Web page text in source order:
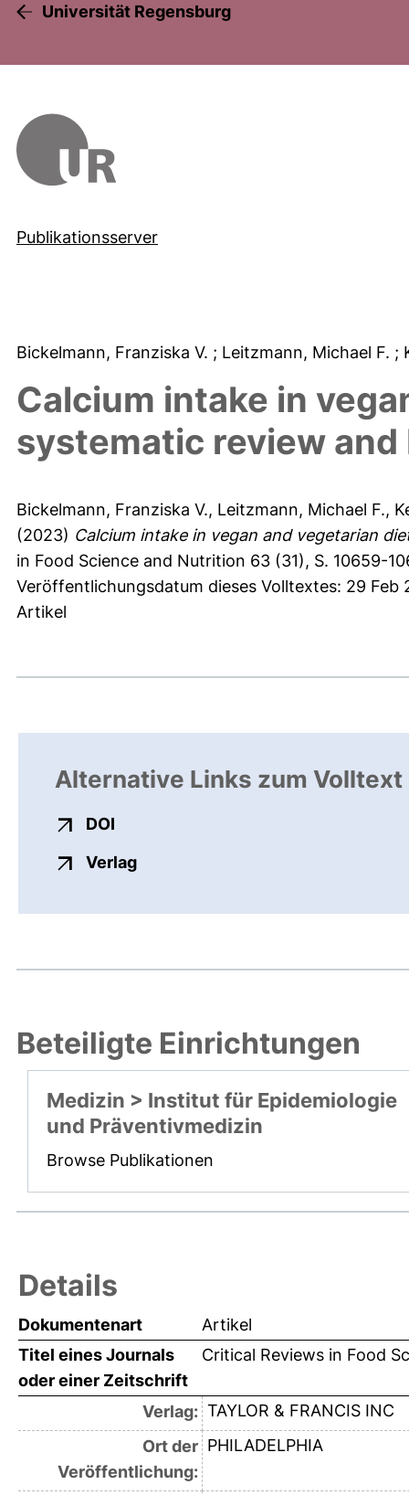
Universität Regensburg
Publikationsserver
Bickelmann, Franziska V. ; Leitzmann, Michael F. ;
Calcium intake in
systematic review
Bickelmann, Franziska V., Leitzmann, Michael F.,
(2023) Calcium intake in vegan and vegetarian
in Food Science and Nutrition 63 (31), S. 10659-
Veröffentlichungsdatum dieses Volltextes: 29 Feb
Artikel
Alternative Links zum Volltext
DOI
Verlagexterner Link, öffnet neues
Beteiligte Einrichtungen
Medizin > Institut für Epidemiologie
und Präventivmedizin
Browse Publikationen
Details
Dokumentenart
Artikel
Titel eines Journals
oder einer Zeitschrift
Critical Reviews in Food
Verlag: TAYLOR & FRANCIS INC
Ort der
Veröffentlichung:
PHILADELPHIA